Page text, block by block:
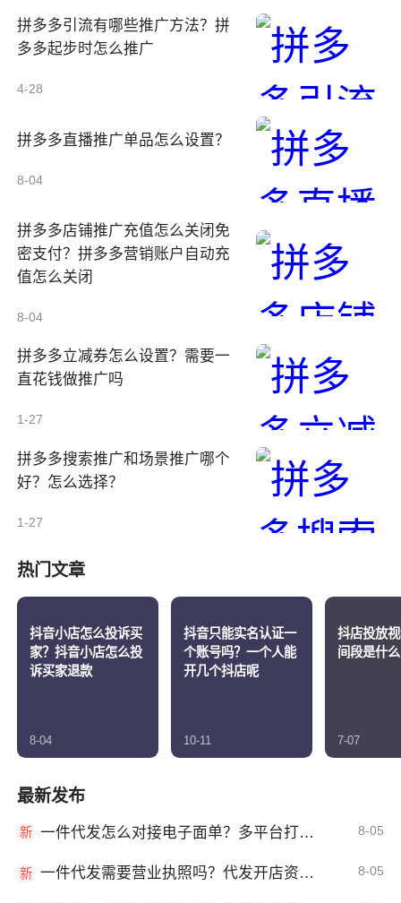
拼多多引流有哪些推广方法？拼
多多起步时怎么推广
4-28
拼多多直播推广单品怎么设置？
8-04
拼多多店铺推广充值怎么关闭免
密支付？拼多多营销账户自动充
值怎么关闭
8-04
拼多多立减券怎么设置？需要一
直花钱做推广吗
1-27
拼多多搜索推广和场景推广哪个
好？怎么选择？
1-27
热门文章
抖音小店怎么投诉买
家？抖音小店怎么投
诉买家退款
8-04
抖音只能实名认证一
个账号吗？一个人能
开几个抖店呢
10-11
抖店投放
间段是什
7-07
最新发布
新 一件代发怎么对接电子面单？多平台打单发货教程 8-05
新 一件代发需要营业执照吗？代发开店资质详解 8-05